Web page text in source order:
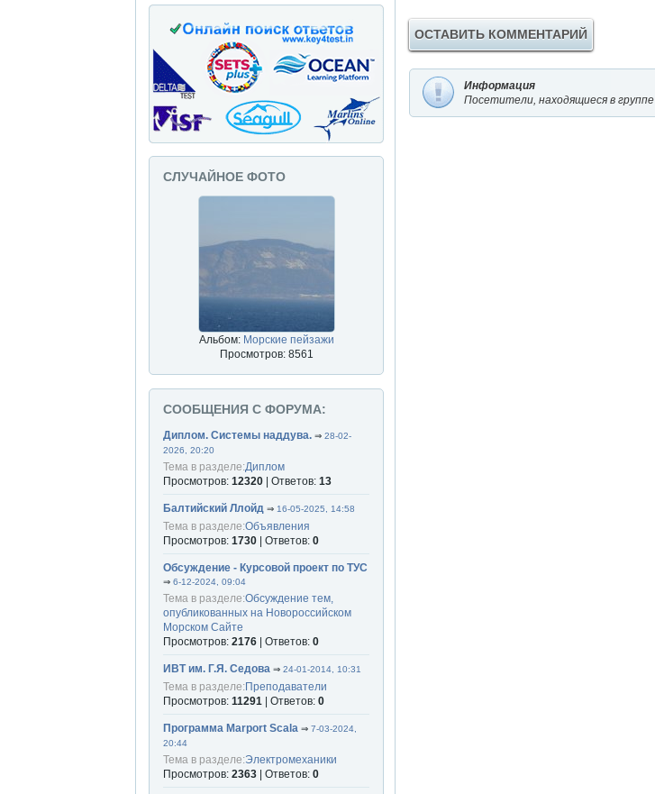
ОСТАВИТЬ КОММЕНТАРИЙ
Информация
Посетители, находящиеся в группе
СЛУЧАЙНОЕ ФОТО
Альбом: Морские пейзажи
Просмотров: 8561
СООБЩЕНИЯ С ФОРУМА:
Диплом. Системы наддува. ⇒ 28-02-
2026, 20:20
Тема в разделе:Диплом
Просмотров: 12320 | Ответов: 13
Балтийский Ллойд ⇒ 16-05-2025, 14:58
Тема в разделе:Объявления
Просмотров: 1730 | Ответов: 0
Обсуждение - Курсовой проект по ТУС
⇒ 6-12-2024, 09:04
Тема в разделе:Обсуждение тем,
опубликованных на Новороссийском
Морском Сайте
Просмотров: 2176 | Ответов: 0
ИВТ им. Г.Я. Седова ⇒ 24-01-2014, 10:31
Тема в разделе:Преподаватели
Просмотров: 11291 | Ответов: 0
Программа Marport Scala ⇒ 7-03-2024,
20:44
Тема в разделе:Электромеханики
Просмотров: 2363 | Ответов: 0